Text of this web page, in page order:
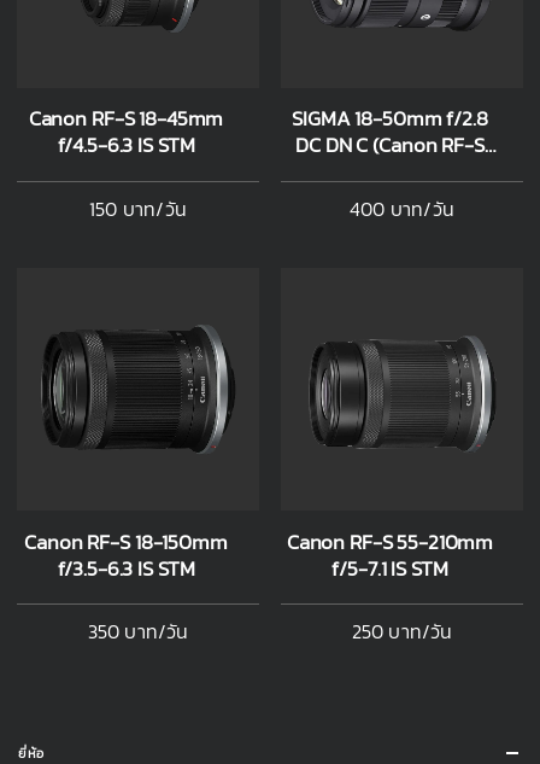
Canon RF-S 18-45mm
f/4.5-6.3 IS STM
150 บาท/วัน
SIGMA 18-50mm f/2.8
DC DN C (Canon RF-S
400 บาท/วัน
Canon RF-S 18-150mm
f/3.5-6.3 IS STM
350 บาท/วัน
Canon RF-S 55-210mm
f/5-7.1 IS STM
250 บาท/วัน
ยี่ห้อ